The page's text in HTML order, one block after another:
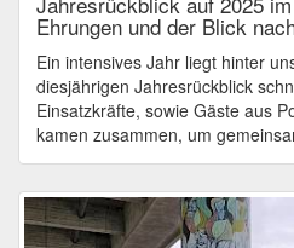
Ehrungen und der Blick
Ein intensives Jahr liegt hinter
diesjährigen Jahresrückblick
Einsatzkräfte, sowie Gäste aus
kamen zusammen, um